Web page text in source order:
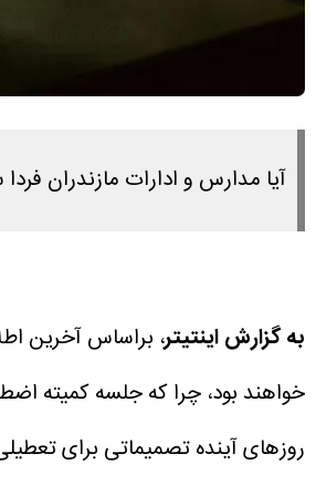
آیا مدارس و ادارات مازندران فردا سه شنبه ۲۹ مهر ۱۴۰۴ تعطیل است؟ پاسخ این سوال را
به گزارش اینتیتر
خواهند بود، چرا که جلسه کمیته
روزهای آینده تصمیماتی برای